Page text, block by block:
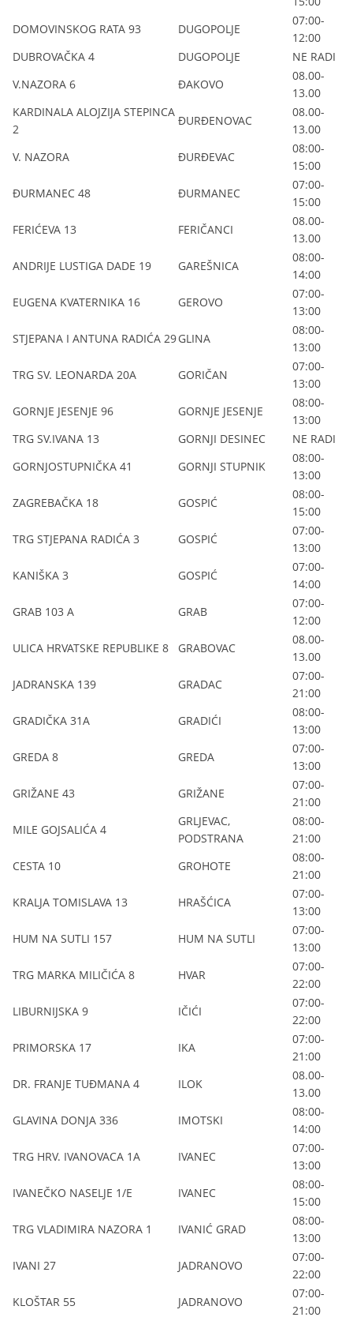
DOMOVINSKOG RATA 93
DUGOPOLJE
07:00-
12:00
DUBROVAČKA 4
DUGOPOLJE
NE RADI
V.NAZORA 6
ĐAKOVO
08.00-
13.00
KARDINALA ALOJZIJA STEPINCA
2
ĐURĐENOVAC
08.00-
13.00
V. NAZORA
ĐURĐEVAC
08:00-
15:00
ĐURMANEC 48
ĐURMANEC
07:00-
15:00
FERIĆEVA 13
FERIČANCI
08.00-
13.00
ANDRIJE LUSTIGA DADE 19
GAREŠNICA
08:00-
14:00
EUGENA KVATERNIKA 16
GEROVO
07:00-
13:00
STJEPANA I ANTUNA RADIĆA 29GLINA
08:00-
13:00
TRG SV. LEONARDA 20A
GORIČAN
07:00-
13:00
GORNJE JESENJE 96
GORNJE JESENJE
08:00-
13:00
TRG SV.IVANA 13
GORNJI DESINEC
NE RADI
GORNJOSTUPNIČKA 41
GORNJI STUPNIK
08:00-
13:00
ZAGREBAČKA 18
GOSPIĆ
08:00-
15:00
TRG STJEPANA RADIĆA 3
GOSPIĆ
07:00-
13:00
KANIŠKA 3
GOSPIĆ
07:00-
14:00
GRAB 103 A
GRAB
07:00-
12:00
ULICA HRVATSKE REPUBLIKE 8
GRABOVAC
08.00-
13.00
JADRANSKA 139
GRADAC
07:00-
21:00
GRADIČKA 31A
GRADIĆI
08:00-
13:00
GREDA 8
GREDA
07:00-
13:00
GRIŽANE 43
GRIŽANE
07:00-
21:00
MILE GOJSALIĆA 4
GRLJEVAC,
PODSTRANA
08:00-
21:00
CESTA 10
GROHOTE
08:00-
21:00
KRALJA TOMISLAVA 13
HRAŠĆICA
07:00-
13:00
HUM NA SUTLI 157
HUM NA SUTLI
07:00-
13:00
TRG MARKA MILIČIĆA 8
HVAR
07:00-
22:00
LIBURNIJSKA 9
IČIĆI
07:00-
22:00
PRIMORSKA 17
IKA
07:00-
21:00
DR. FRANJE TUĐMANA 4
ILOK
08.00-
13.00
GLAVINA DONJA 336
IMOTSKI
08:00-
14:00
TRG HRV. IVANOVACA 1A
IVANEC
07:00-
13:00
IVANEČKO NASELJE 1/E
IVANEC
08:00-
15:00
TRG VLADIMIRA NAZORA 1
IVANIĆ GRAD
08:00-
13:00
IVANI 27
JADRANOVO
07:00-
22:00
KLOŠTAR 55
JADRANOVO
07:00-
21:00